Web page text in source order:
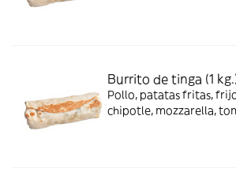
Burrito de tinga (1
Pollo, patatas fritas,
chipotle, mozzarella,